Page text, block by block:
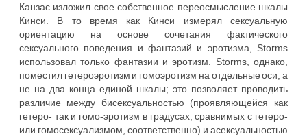
Канзас изложил свое собственное переосмысление шкалы
Кинси. В то время как Кинси измерял сексуальную
ориентацию на основе сочетания фактического
сексуального поведения и фантазий и эротизма, Storms
использовал только фантазии и эротизм. Storms, однако,
поместил гетероэротизм и гомоэротизм на отдельные оси, а
не на два конца единой шкалы; это позволяет проводить
различие между бисексуальностью (проявляющейся как
гетеро- так и гомо-эротизм в градусах, сравнимых с гетеро-
или гомосексуализмом, соответственно) и асексуальностью